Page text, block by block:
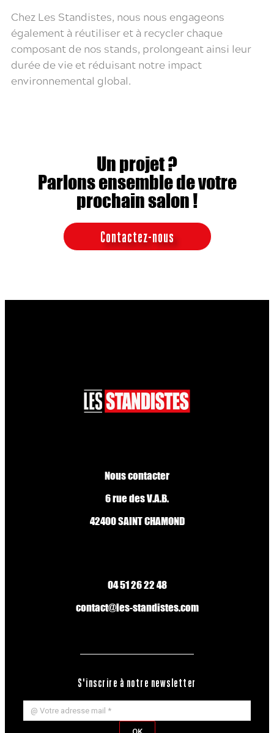
Chez Les Standistes, nous nous engageons
également à réutiliser et à recycler chaque
composant de nos stands, prolongeant ainsi leur
durée de vie et réduisant notre impact
environnemental global.
Un projet ?
Parlons ensemble de votre
prochain salon !
Contactez-nous
Nous contacter
6 rue des V.A.B.
42400 SAINT CHAMOND
04 51 26 22 48
contact@les-standistes.com
S'inscrire à notre newsletter